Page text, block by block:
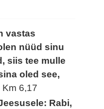
vastas
nüüd sinu
siis tee mulle
oled see,
Km 6,17
Rabi,